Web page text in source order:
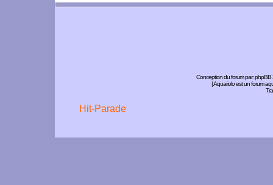
Conception du forum par:phpBB
| Aquariolo est un forum